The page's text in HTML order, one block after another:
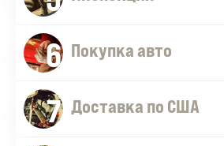
6 Покупка авто
7 Доставка по США